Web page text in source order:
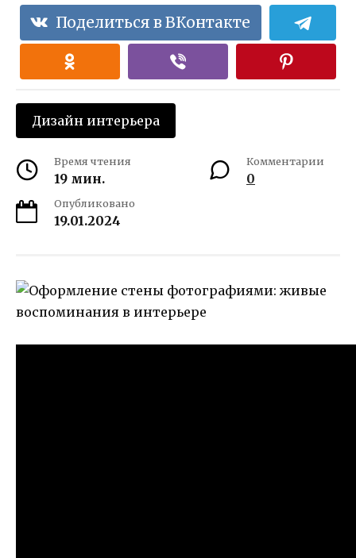
Поделиться в ВКонтакте
Дизайн интерьера
Время чтения
19 мин.
Комментарии
0
Опубликовано
19.01.2024